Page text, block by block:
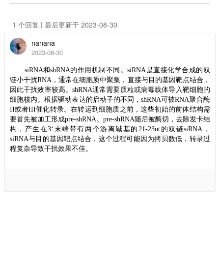
1 个回复 | 最后更新于 2023-08-30
nanana
2023-08-30
siRNA和shRNA的作用机制不同。 siRNA是直接化学合成的双
链小干扰RNA ，通常在细胞质中聚集，直接与目的基因靶点结合，
因此干扰效率较高。 shRNA通常需要质粒或病毒载体导入靶细胞的
细胞核内。根据驱动表达的启动子的不同， shRNA可被RNA聚合酶
II或者III催化转录。在转运到细胞质之前，这些初始的前体结构需
要首先被加工形成pre-shRNA。 pre-shRNA随后被酶切，去除发卡结
构，产生在3‘ 末端带有两个游离碱基的 21-23nt 的双链siRNA ，
siRNA与目的基因靶点结合，这个过程可能因为拷贝数低，转录过
程复杂导致干扰效果不佳。